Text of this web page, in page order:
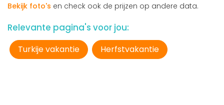
Bekijk foto's en check ook de prijzen op andere data.
Relevante pagina's voor jou:
Turkije vakantie Herfstvakantie